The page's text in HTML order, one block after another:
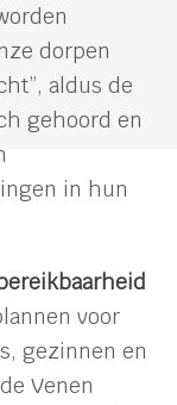
dorpen
aldus de
gehoord en
in hun
voor
gezinnen en
Venen